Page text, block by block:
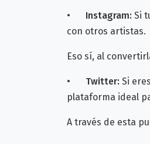
• Instagram: Si
con otros artistas.
Eso sí, al
• Twitter: Si
plataforma ideal
A través de esta